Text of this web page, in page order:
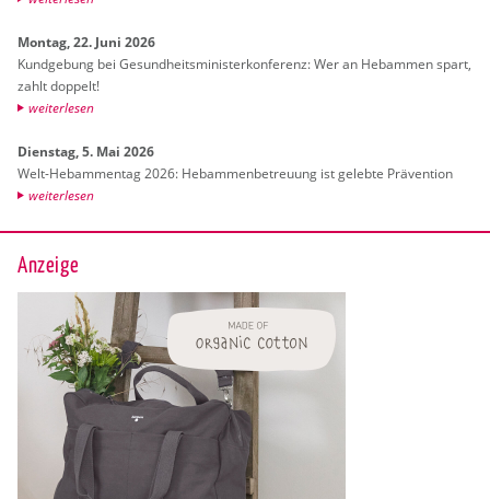
Mon­tag, 22. Juni 2026
Kund­ge­bung bei Ge­sund­heits­mi­nis­ter­kon­fe­renz: Wer an Heb­am­men spart,
zahlt dop­pelt!
wei­ter­le­sen
Diens­tag, 5. Mai 2026
Welt-Heb­am­men­tag 2026: Heb­am­men­be­treu­ung ist ge­leb­te Prä­ven­ti­on
wei­ter­le­sen
Anzeige